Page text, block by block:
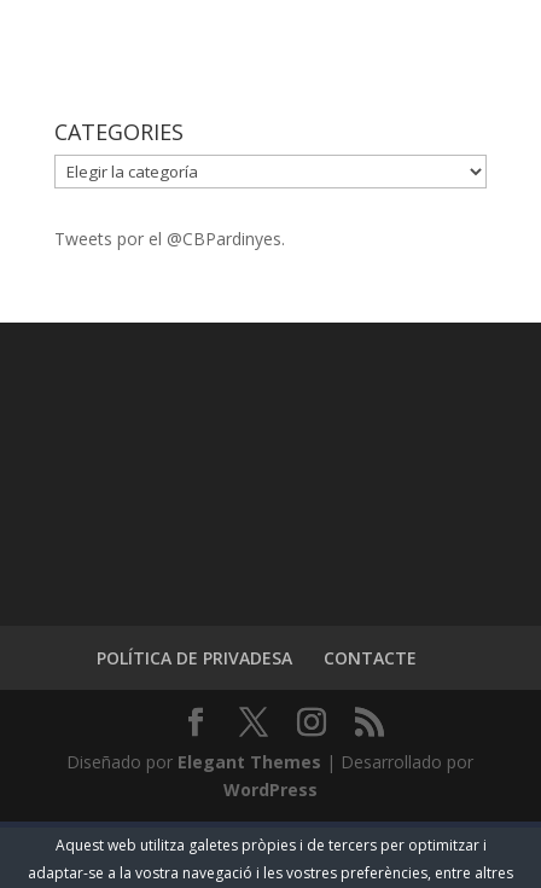
CATEGORIES
CATEGORIES
Tweets por el @CBPardinyes.
POLÍTICA DE PRIVADESA CONTACTE
Diseñado por Elegant Themes | Desarrollado por
WordPress
Aquest web utilitza galetes pròpies i de tercers per optimitzar i
adaptar-se a la vostra navegació i les vostres preferències, entre altres